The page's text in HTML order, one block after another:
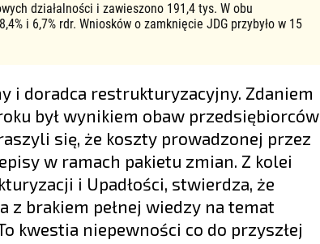
działalności i zawieszono 191,4 tys. W obu
i 6,7% rdr. Wniosków o zamknięcie JDG przybyło w 15
i doradca restrukturyzacyjny. Zdaniem
był wynikiem obaw przedsiębiorców
się, że koszty prowadzonej przez
w ramach pakietu zmian. Z kolei
i Upadłości, stwierdza, że
z brakiem pełnej wiedzy na temat
kwestia niepewności co do przyszłej